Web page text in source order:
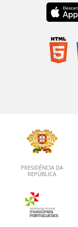
PRESIDÊNCIA DA
REPÚBLICA